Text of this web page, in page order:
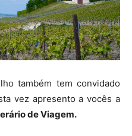
também tem convidado
vez apresento a vocês a
de Viagem.